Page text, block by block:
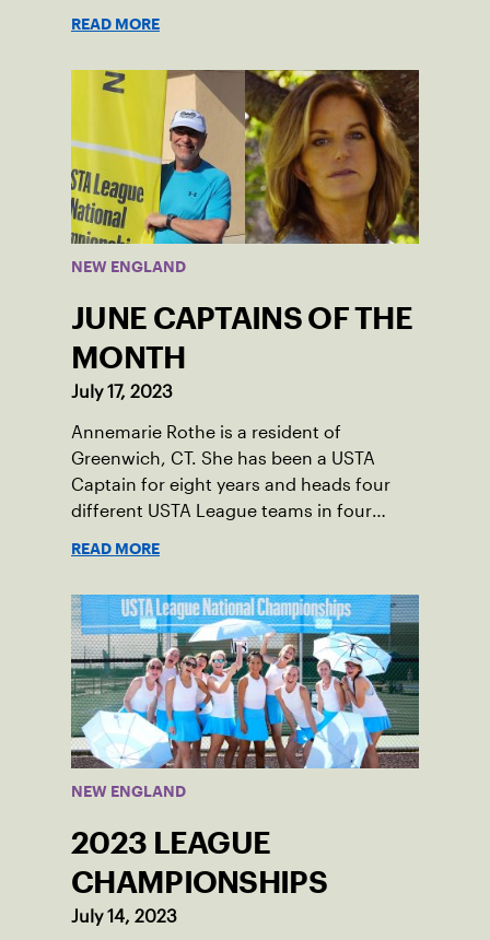
opportunity to serve as a captain of the
18-39 league out of Eastern Mass. This
past winter, Sam led his team, which
competed at Sportsmen’s Tennis &
Enrichment Center in Dorchester, to a
first-place finish.
READ MORE
NEW ENGLAND
JUNE CAPTAINS OF THE
MONTH
July 17, 2023
Annemarie Rothe is a resident of
Greenwich, CT. She has been a USTA
Captain for eight years and heads four
different USTA League teams in four
League teams.
READ MORE
NEW ENGLAND
2023 LEAGUE
CHAMPIONSHIPS
July 14, 2023